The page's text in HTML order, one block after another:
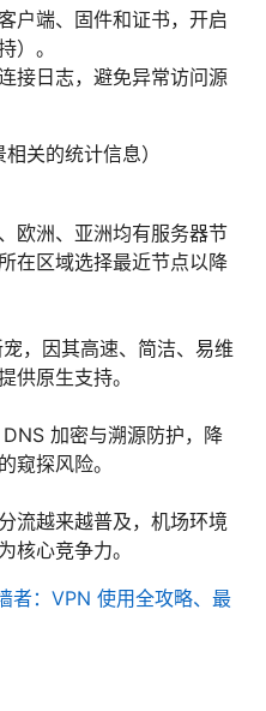
户端、固件和证书，开启
）。
接日志，避免异常访问源
关的统计信息）
欧洲、亚洲均有服务器节
在区域选择最近节点以降
，因其高速、简洁、易维
供原生支持。
加密与溯源防护，降
窥探风险。
流越来越普及，机场环境
核心竞争力。
者：VPN 使用全攻略、最